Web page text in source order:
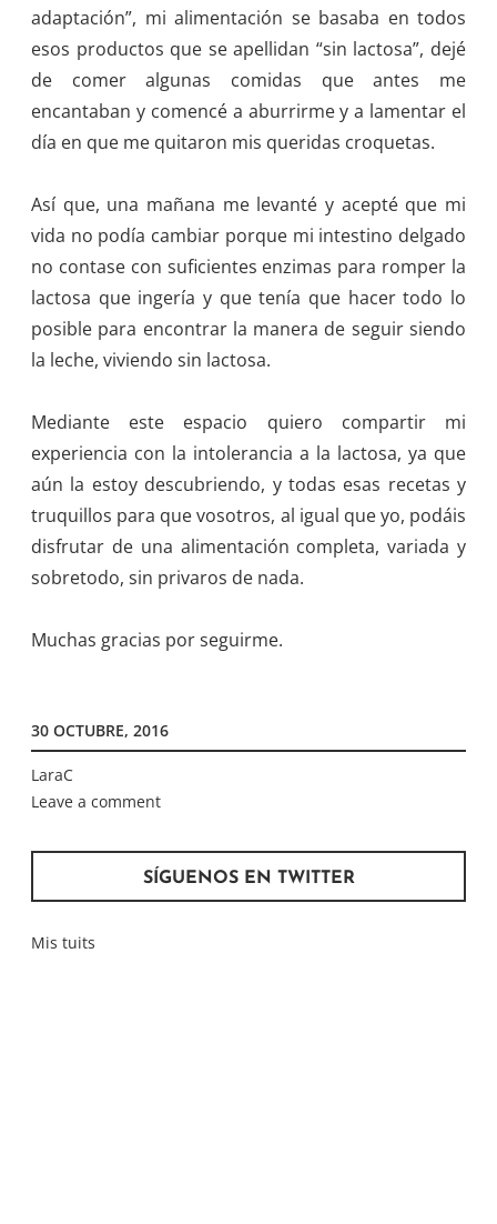
adaptación”, mi alimentación se basaba en todos
esos productos que se apellidan “sin lactosa”, dejé
de comer algunas comidas que antes me
encantaban y comencé a aburrirme y a lamentar el
día en que me quitaron mis queridas croquetas.
Así que, una mañana me levanté y acepté que mi
vida no podía cambiar porque mi intestino delgado
no contase con suficientes enzimas para romper la
lactosa que ingería y que tenía que hacer todo lo
posible para encontrar la manera de seguir siendo
la leche, viviendo sin lactosa.
Mediante este espacio quiero compartir mi
experiencia con la intolerancia a la lactosa, ya que
aún la estoy descubriendo, y todas esas recetas y
truquillos para que vosotros, al igual que yo, podáis
disfrutar de una alimentación completa, variada y
sobretodo, sin privaros de nada.
Muchas gracias por seguirme.
30 OCTUBRE, 2016
LaraC
Leave a comment
SÍGUENOS EN TWITTER
Mis tuits